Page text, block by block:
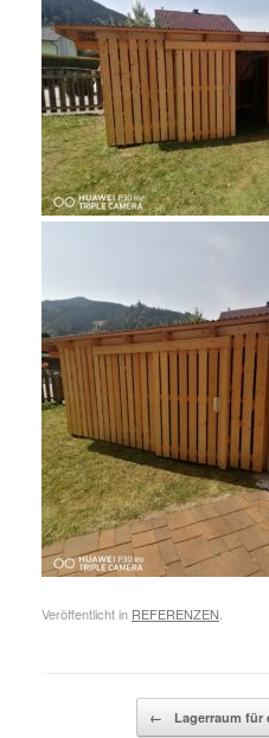
Veröffentlicht in REFERENZEN
← Lagerraum für